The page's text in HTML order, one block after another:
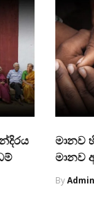
මානව
මානව
ByAdmin